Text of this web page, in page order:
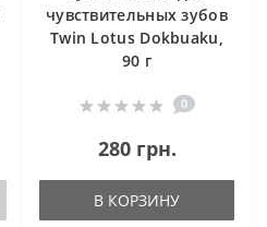
чувствительных зубов
Twin Lotus Dokbuaku,
90 г
0
280 грн.
В КОРЗИНУ